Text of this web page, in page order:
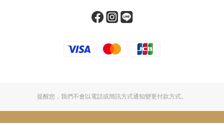
提醒您，我們不會以電話或簡訊方式通知變更付款方式。